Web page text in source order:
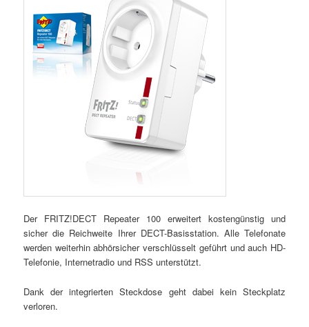
Der FRITZ!DECT Repeater 100 erweitert kostengünstig und
sicher die Reichweite Ihrer DECT-Basisstation. Alle Telefonate
werden weiterhin abhörsicher verschlüsselt geführt und auch HD-
Telefonie, Internetradio und RSS unterstützt.
Dank der integrierten Steckdose geht dabei kein Steckplatz
verloren.